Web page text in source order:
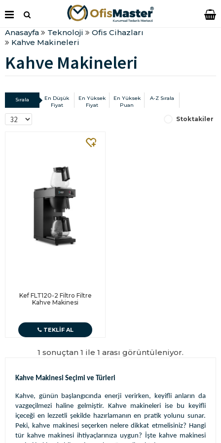
Anasayfa Teknoloji
Ofis Cihazları
Kahve Makineleri
Kahve Makineleri
Sırala
En Düşük
Fiyat
En Yüksek
Fiyat
En Yüksek
Puan
A-Z Sırala
Stoktakiler
Kef FLT120-2 Filtro Filtre
Kahve Makinesi
TEKLIF AL
1 sonuçtan 1 ile 1 arası görüntüleniyor.
Kahve Makinesi Seçimi ve Türleri
Kahve, günün başlangıcında enerji verirken, keyifli anların da
vazgeçilmezi haline gelmiştir. Kahve makineleri ise bu keyifli
içeceği en lezzetli şekilde hazırlamanın en pratik yolunu sunar.
Peki, kahve makinesi seçerken nelere dikkat etmelisiniz? Hangi
tür kahve makinesi ihtiyaçlarınıza uygun? İşte kahve makinesi